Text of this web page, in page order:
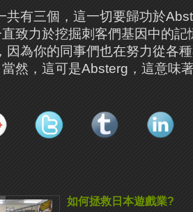
共有三個，這一切要歸功於
致力於挖掘刺客們基因中的記
因為你的同事們也在努力從各
然，這可是Absterg，這意味
如何拯救日本遊戲業?